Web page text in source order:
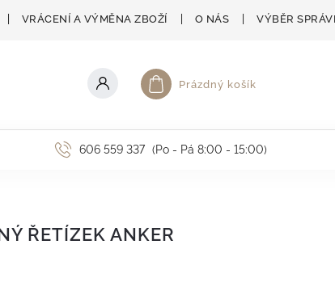
VRÁCENÍ A VÝMĚNA ZBOŽÍ O NÁS VÝBĚR
Nákupní košík
Prázdný košík
606 559 337 (Po - Pá 8:00 - 15:00)
ŘETÍZEK ANKER